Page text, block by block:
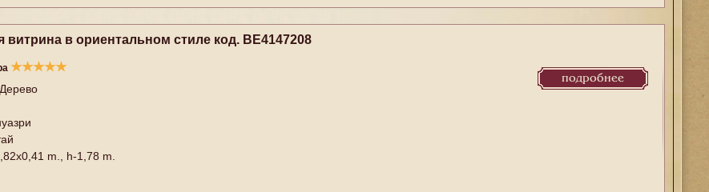
витрина в ориентальном стиле код. BE4147208
★★★★★
Дерево
m., h-1,78 m.
подробнее